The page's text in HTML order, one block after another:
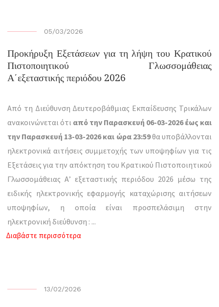
05/03/2026
Προκήρυξη Εξετάσεων για τη λήψη του Κρατικού
Πιστοποιητικού Γλωσσομάθειας
Α΄εξεταστικής περιόδου 2026
Από τη Διεύθυνση Δευτεροβάθμιας Εκπαίδευσης Τρικάλων
ανακοινώνεται ότι από την Παρασκευή 06-03-2026 έως και
την Παρασκευή 13-03-2026 και ώρα 23:59θα υποβάλλονται
ηλεκτρονικά αιτήσεις συμμετοχής των υποψηφίων για τις
Εξετάσεις για την απόκτηση του Κρατικού Πιστοποιητικού
Γλωσσομάθειας Α’ εξεταστικής περιόδου 2026 μέσω της
ειδικής ηλεκτρονικής εφαρμογής καταχώρισης αιτήσεων
υποψηφίων, η οποία είναι προσπελάσιμη στην
ηλεκτρονική διεύθυνση : ...
Διαβάστε περισσότερα
13/02/2026